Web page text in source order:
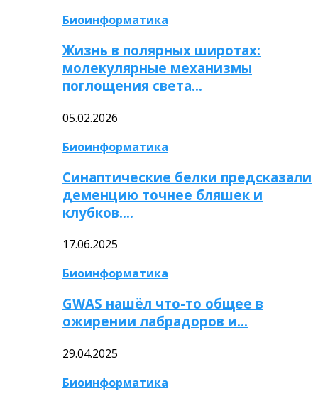
Биоинформатика
Жизнь в полярных широтах:
молекулярные механизмы
поглощения света…
05.02.2026
Биоинформатика
Синаптические белки предсказали
деменцию точнее бляшек и
клубков….
17.06.2025
Биоинформатика
GWAS нашёл что-то общее в
ожирении лабрадоров и…
29.04.2025
Биоинформатика